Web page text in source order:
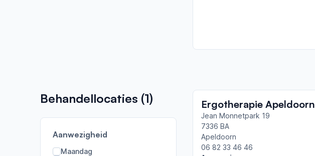
Behandellocaties (1)
Aanwezigheid
Maandag
Ergotherapie Apeldoorn
Jean Monnetpark 19
7336 BA
Apeldoorn
06 82 33 46 46